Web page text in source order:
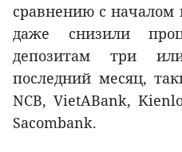
сравнению с началом
даже снизили
депозитам три
последний месяц,
NCB, VietABank,
Sacombank.